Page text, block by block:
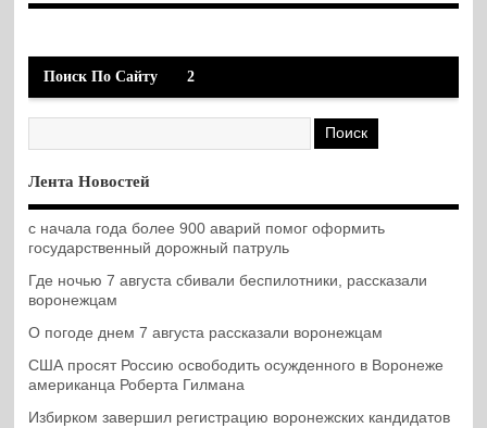
Поиск По Сайту 2
Лента Новостей
с начала года более 900 аварий помог оформить
государственный дорожный патруль
Где ночью 7 августа сбивали беспилотники, рассказали
воронежцам
О погоде днем 7 августа рассказали воронежцам
США просят Россию освободить осужденного в Воронеже
американца Роберта Гилмана
Избирком завершил регистрацию воронежских кандидатов